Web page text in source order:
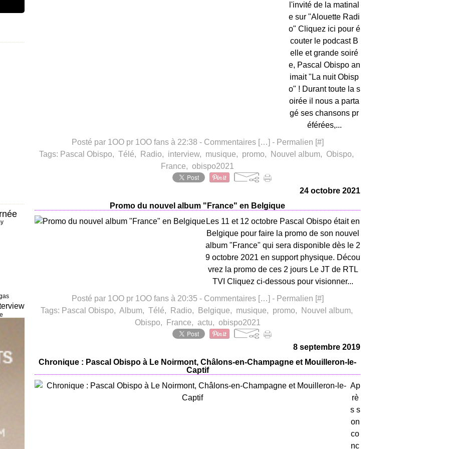
l'invité de la matinal
e sur "Alouette Radi
o" Cliquez ici pour é
couter le podcast B
elle et grande soiré
e, Pascal Obispo an
imait "La nuit Obisp
o" ! Durant toute la s
oirée il nous a parta
gé ses chansons pr
éférées,...
Posté par 1OO pr 1OO fans à 22:38 - Commentaires […] - Permalien [#]
Tags: Pascal Obispo, Télé, Radio, interview, musique, promo, Nouvel album, Obispo,
France, obispo2021
24 octobre 2021
Promo du nouvel album "France" en Belgique
Les 11 et 12 octobre Pascal Obispo était en
Belgique pour faire la promo de son nouvel
album "France" qui sera disponible dès le 2
9 octobre 2021 en support physique. Décou
vrez la promo de ces 2 jours Le JT de RTL
TVI Cliquez ci-dessous pour visionner...
Posté par 1OO pr 1OO fans à 20:35 - Commentaires […] - Permalien [#]
Tags: Pascal Obispo, Album, Télé, Radio, Belgique, musique, promo, Nouvel album,
Obispo, France, actu, obispo2021
8 septembre 2019
Chronique : Pascal Obispo à Le Noirmont, Châlons-en-Champagne et Mouilleron-le-
Captif
Ap
rè
s s
on
co
nc